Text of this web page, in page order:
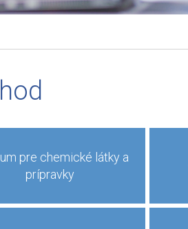
pre chemické látky a
prípravky